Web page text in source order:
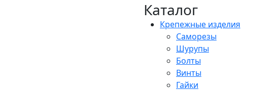
Каталог
Крепежные изделия
Саморезы
Шурупы
Болты
Винты
Гайки